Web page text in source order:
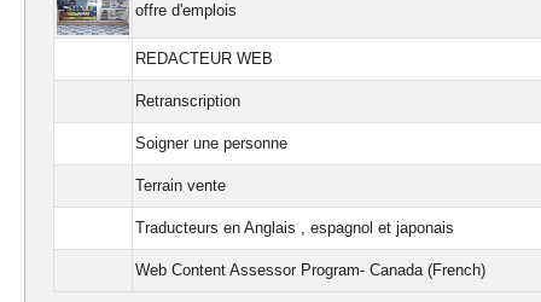
offre d'emplois
REDACTEUR WEB
Retranscription
Soigner une personne
Terrain vente
Traducteurs en Anglais , espagnol et japonais
Web Content Assessor Program- Canada (French)